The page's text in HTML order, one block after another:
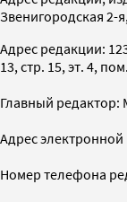
Звенигородская 2-
Адрес редакции:
13, стр. 15, эт. 4,
Главный
Адрес
Номер телефона